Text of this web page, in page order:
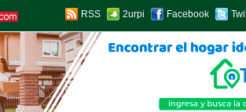
RSS 2urpi Facebook